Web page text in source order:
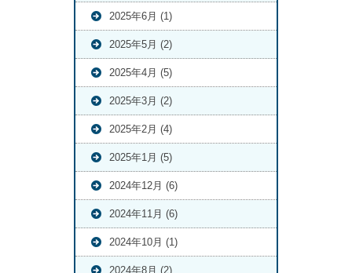
2025年6月 (1)
2025年5月 (2)
2025年4月 (5)
2025年3月 (2)
2025年2月 (4)
2025年1月 (5)
2024年12月 (6)
2024年11月 (6)
2024年10月 (1)
2024年8月 (2)